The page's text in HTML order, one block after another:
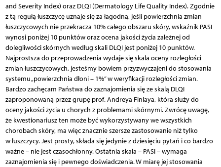
and Severity Index) oraz DLQI (Dermatology Life Quality Index). Zgodnie
z tą regułą łuszczycę uznaje się za łagodną, jeśli powierzchnia zmian
łuszczycowych nie przekracza 10% całego obszaru skóry, wskaźnik PASI
wynosi poniżej 10 punktów oraz ocena jakości życia zależnej od
dolegliwości skórnych według skali DLQI jest poniżej 10 punktów.
Najprostsza do przeprowadzenia wydaje się skala oceny rozległości
zmian łuszczycowych, jesteśmy bowiem przyzwyczajeni do stosowania
systemu „powierzchnia dłoni – 1%” w weryfikacji rozległości zmian.
Bardzo zachęcam Państwa do zaznajomienia się ze skalą DLQI
zaproponowaną przez grupę prof. Andreya Finlaya, która służy do
oceny jakości życia u chorych z problemami skórnymi. Zwrócę uwagę,
że kwestionariusz ten może być wykorzystywany we wszystkich
chorobach skóry, ma więc znacznie szersze zastosowanie niż tylko
w łuszczycy. Jest prosty, składa się jedynie z dziesięciu pytań i co bardzo
ważne – nie jest czasochłonny. Ostatnia skala – PASI – wymaga
zaznajomienia się i pewnego doświadczenia. W miarę jej stosowania